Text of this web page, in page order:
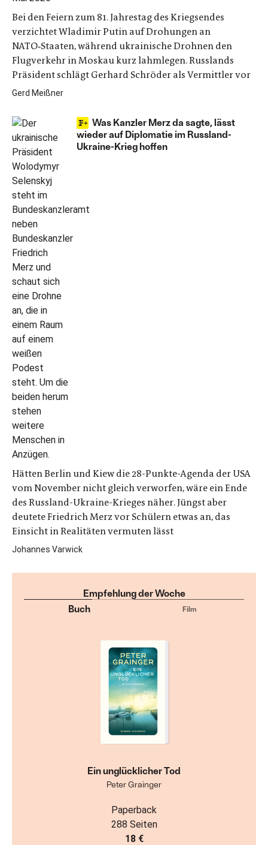
Bei den Feiern zum 81. Jahrestag des Kriegsendes
verzichtet Wladimir Putin auf Drohungen an
NATO‑Staaten, während ukrainische Drohnen den
Flugverkehr in Moskau kurz lahmlegen. Russlands
Präsident schlägt Gerhard Schröder als Vermittler vor
Gerd Meißner
Was Kanzler Merz da sagte, lässt
wieder auf Diplomatie im Russland-
Ukraine-Krieg hoffen
Hätten Berlin und Kiew die 28-Punkte-Agenda der USA
vom November nicht gleich verworfen, wäre ein Ende
des Russland-Ukraine-Krieges näher. Jüngst aber
deutete Friedrich Merz vor Schülern etwas an, das
Einsicht in Realitäten vermuten lässt
Johannes Varwick
Empfehlung der Woche
Buch
Film
Ein unglücklicher Tod
Peter Grainger
Paperback
288 Seiten
18 €